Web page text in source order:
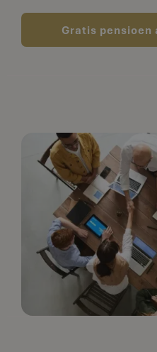
Gratis pensioen